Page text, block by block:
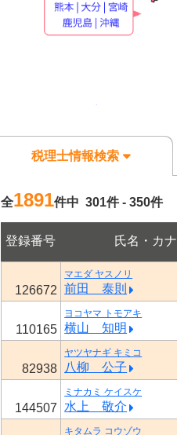
税理士情報検索
全1891件中 301件 - 350件
登録番号 氏名・カナ
126672
マエダ ヤスノリ
前田 泰則
110165
ヨコヤマ トモアキ
横山 知明
82938
ヤツヤナギ キミコ
八柳 公子
144507
ミナカミ ケイスケ
水上 敬介
キタムラ コウゾウ